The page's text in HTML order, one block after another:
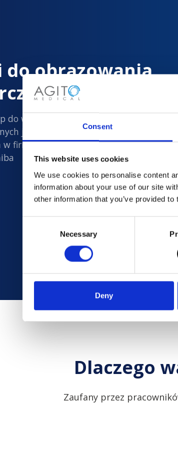
Consent
This website uses cookies
We use cookies to personalise content
information about your use of our site
other information that you’ve provided
Necessary
Deny
do obrazowania
z dużą
do wszystkich nowych i
jakości używanych części do
firmach Philips, Siemens, GE i
Dlaczego
Zaufany przez